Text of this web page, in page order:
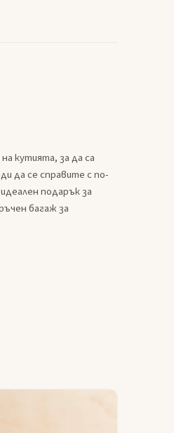
кутията, за да са
да се справите с по-
подарък за
багаж за